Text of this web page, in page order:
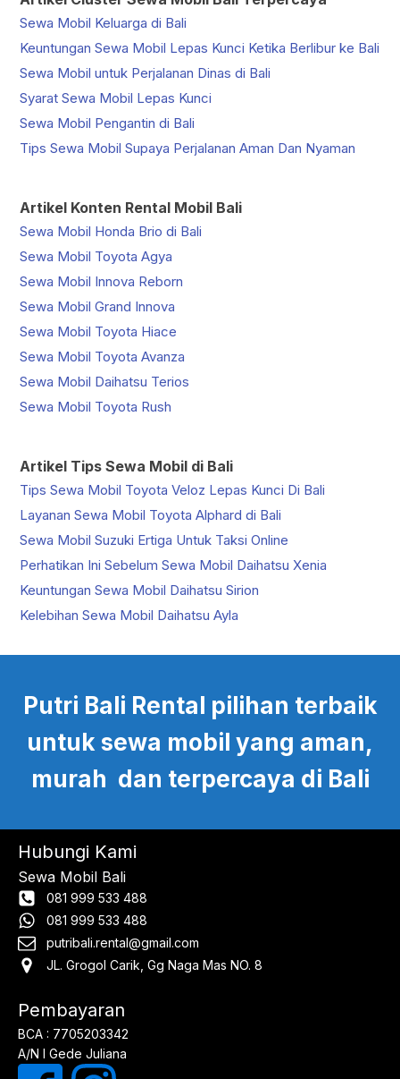
Sewa Mobil Keluarga di Bali
Keuntungan Sewa Mobil Lepas Kunci Ketika Berlibur ke Bali
Sewa Mobil untuk Perjalanan Dinas di Bali
Syarat Sewa Mobil Lepas Kunci
Sewa Mobil Pengantin di Bali
Tips Sewa Mobil Supaya Perjalanan Aman Dan Nyaman
Artikel Konten Rental Mobil Bali
Sewa Mobil Honda Brio di Bali
Sewa Mobil Toyota Agya
Sewa Mobil Innova Reborn
Sewa Mobil Grand Innova
Sewa Mobil Toyota Hiace
Sewa Mobil Toyota Avanza
Sewa Mobil Daihatsu Terios
Sewa Mobil Toyota Rush
Artikel Tips Sewa Mobil di Bali
Tips Sewa Mobil Toyota Veloz Lepas Kunci Di Bali
Layanan Sewa Mobil Toyota Alphard di Bali
Sewa Mobil Suzuki Ertiga Untuk Taksi Online
Perhatikan Ini Sebelum Sewa Mobil Daihatsu Xenia
Keuntungan Sewa Mobil Daihatsu Sirion
Kelebihan Sewa Mobil Daihatsu Ayla
Putri Bali Rental pilihan terbaik
untuk sewa mobil yang aman,
murah dan terpercaya di Bali
Hubungi Kami
Sewa Mobil Bali
081 999 533 488
081 999 533 488
putribali.rental@gmail.com
JL. Grogol Carik, Gg Naga Mas NO. 8
Pembayaran
BCA : 7705203342
A/N I Gede Juliana